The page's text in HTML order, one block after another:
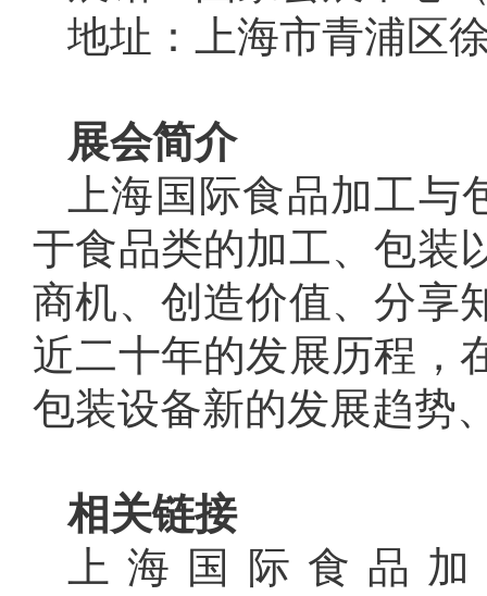
地址：上海市青浦区
展会简介
上海国际食品加工与
于食品类的加工、包装
商机、创造价值、分享
近二十年的发展历程，
包装设备新的发展趋势
相关链接
上海国际食品